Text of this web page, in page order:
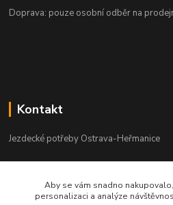
Doprava: pouze osobní odběr na
Kontakt
Jezdecké potřeby Ostrava-Heřmanice
Po-Pá 9:30 - 17:30
Aby se vám snadno
personalizaci a analýze